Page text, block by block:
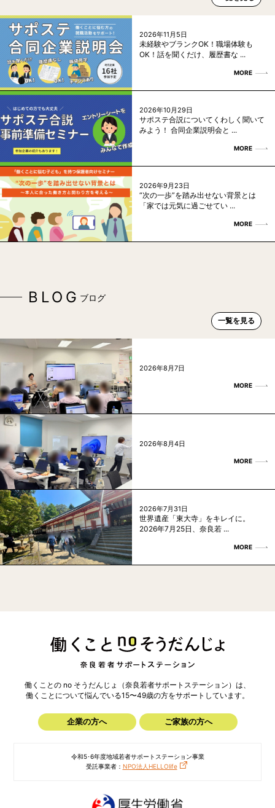
2026年11月5日
未経験やブランクOK！職場体験も
OK！話を聞くだけ、履歴書な ...
MORE
2026年10月29日
サポステ合説についてくわしく聞いて
みよう！ 合同企業説明会と ...
MORE
2026年9月23日
“次の一歩”を踏み出せない背景とは
「家では元気に過ごせてい ...
MORE
BLOG ブログ
一覧を見る
2026年8月7日
MORE
2026年8月4日
MORE
2026年7月31日
世界遺産「東大寺」をキレイに。
2026年7月25日、奈良若 ...
MORE
働くことの no そうだんじょ（奈良若者サポートステーション）は、
働くことについて悩んでいる15〜49歳の方をサポートしています。
企業の方へ ご家族の方へ
令和5･6年度地域若者サポートステーション事業
受託事業者： NPO法人HELLOlife